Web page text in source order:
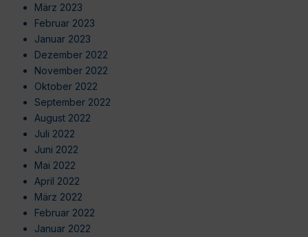
März 2023
Februar 2023
Januar 2023
Dezember 2022
November 2022
Oktober 2022
September 2022
August 2022
Juli 2022
Juni 2022
Mai 2022
April 2022
März 2022
Februar 2022
Januar 2022